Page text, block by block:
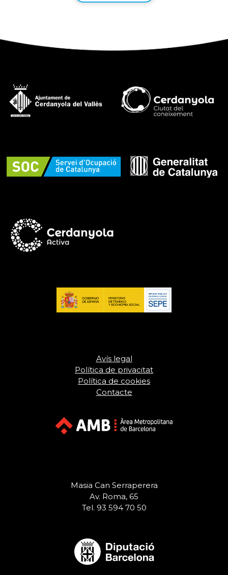
Avís legal
Política de privacitat
Política de cookies
Contacte
Masia Can Serraperera
Av. Roma, 65
Tel. 93 594 70 50